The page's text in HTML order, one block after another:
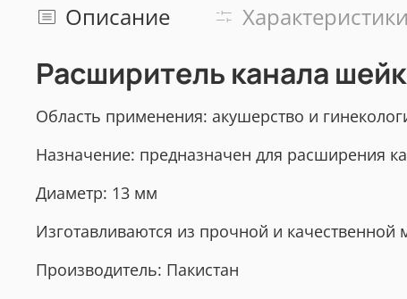
Описание Характеристики
Расширитель канала
Область применения: акушерство и
Назначение: предназначен для расширения
Диаметр: 13 мм
Изготавливаются из прочной и
Производитель: Пакистан